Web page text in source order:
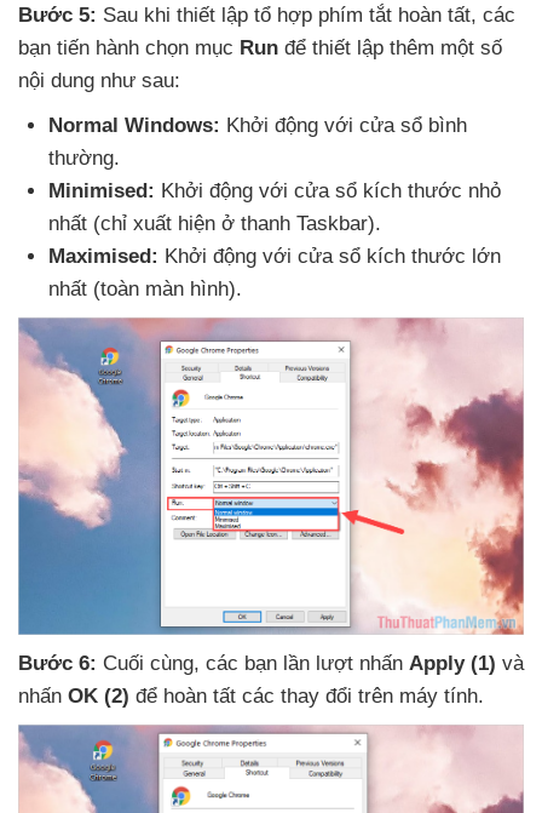
Bước 5: Sau khi thiết lập tổ hợp phím tắt hoàn tất, các
bạn tiến hành chọn mục Run để thiết lập thêm một số
nội dung như sau:
Normal Windows: Khởi động với cửa sổ bình
thường.
Minimised: Khởi động với cửa sổ kích thước nhỏ
nhất (chỉ xuất hiện ở thanh Taskbar).
Maximised: Khởi động với cửa sổ kích thước lớn
nhất (toàn màn hình).
Bước 6: Cuối cùng, các bạn lần lượt nhấn Apply (1) và
nhấn OK (2) để hoàn tất các thay đổi trên máy tính.